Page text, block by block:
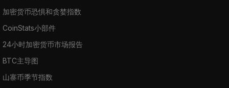
加密货币恐惧和贪婪指数
CoinStats小部件
24小时加密货币市场报告
BTC主导图
山寨币季节指数